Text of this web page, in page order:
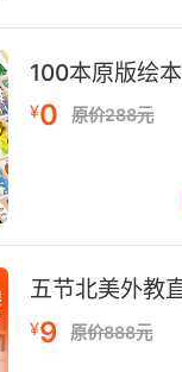
100本原版绘本
¥0 原价288元
五节北美外教
¥9 原价888元